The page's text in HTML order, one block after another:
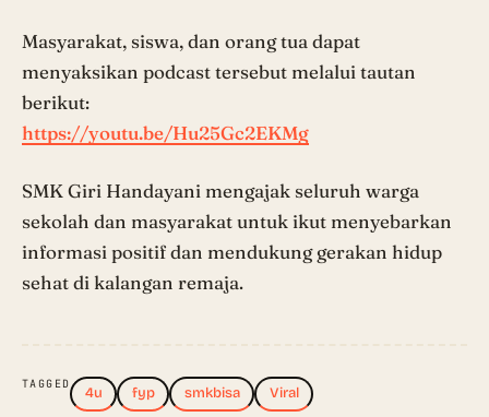
Masyarakat, siswa, dan orang tua dapat
menyaksikan podcast tersebut melalui tautan
berikut:
https://youtu.be/Hu25Gc2EKMg
SMK Giri Handayani mengajak seluruh warga
sekolah dan masyarakat untuk ikut menyebarkan
informasi positif dan mendukung gerakan hidup
sehat di kalangan remaja.
TAGGED
4u fyp smkbisa Viral